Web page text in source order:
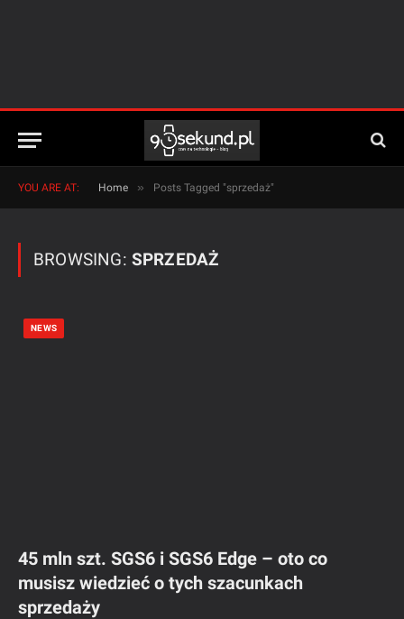
YOU ARE AT: Home » Posts Tagged "sprzedaż"
BROWSING: SPRZEDAŻ
NEWS
45 mln szt. SGS6 i SGS6 Edge – oto co
musisz wiedzieć o tych szacunkach
sprzedaży